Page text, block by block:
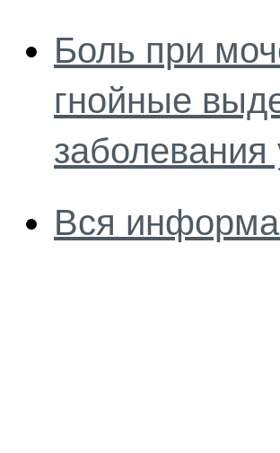
Боль при
гнойные
заболевания
Вся